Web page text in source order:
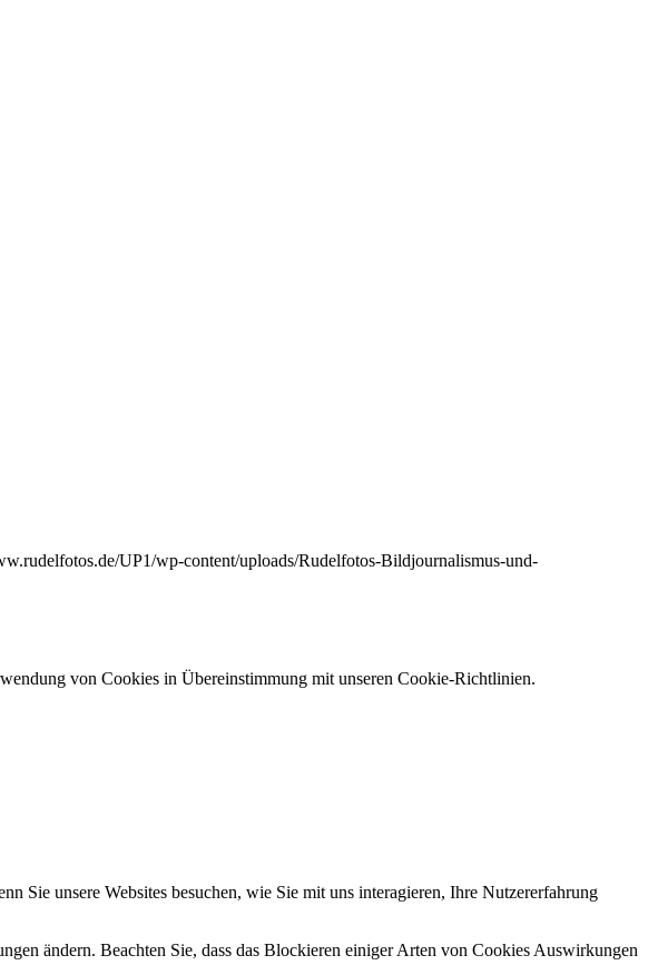
UP1/wp-content/uploads/Rudelfotos-Bildjournalismus-und-
von Cookies in Übereinstimmung mit unseren Cookie-Richtlinien.
Sie unsere Websites besuchen, wie Sie mit uns interagieren, Ihre Nutzererfahrung
ändern. Beachten Sie, dass das Blockieren einiger Arten von Cookies Auswirkungen